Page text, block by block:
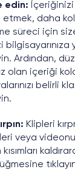
edin:
daha
süreci için
bilgisayarınıza
Ardından,
olan içeriği
belirli
Klipleri
veya